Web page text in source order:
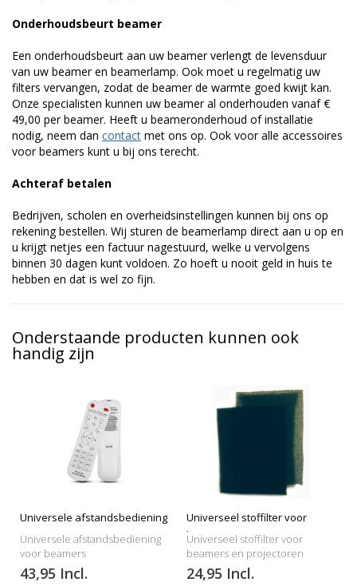
Onderhoudsbeurt beamer
Een onderhoudsbeurt aan uw beamer verlengt de levensduur
van uw beamer en beamerlamp. Ook moet u regelmatig uw
filters vervangen, zodat de beamer de warmte goed kwijt kan.
Onze specialisten kunnen uw beamer al onderhouden vanaf €
49,00 per beamer. Heeft u beameronderhoud of installatie
nodig, neem dan contact met ons op. Ook voor alle accessoires
voor beamers kunt u bij ons terecht.
Achteraf betalen
Bedrijven, scholen en overheidsinstellingen kunnen bij ons op
rekening bestellen. Wij sturen de beamerlamp direct aan u op en
u krijgt netjes een factuur nagestuurd, welke u vervolgens
binnen 30 dagen kunt voldoen. Zo hoeft u nooit geld in huis te
hebben en dat is wel zo fijn.
Onderstaande producten kunnen ook
handig zijn
Universele afstandsbediening
Universele afstandsbediening
voor beamers
43,95 Incl.
Universeel stoffilter voor
beamers
Universeel stoffilter voor
beamers en projectoren
24,95 Incl.